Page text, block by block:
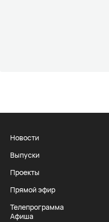
Новости
Выпуски
Проекты
Прямой эфир
Телепрограмма
Афиша